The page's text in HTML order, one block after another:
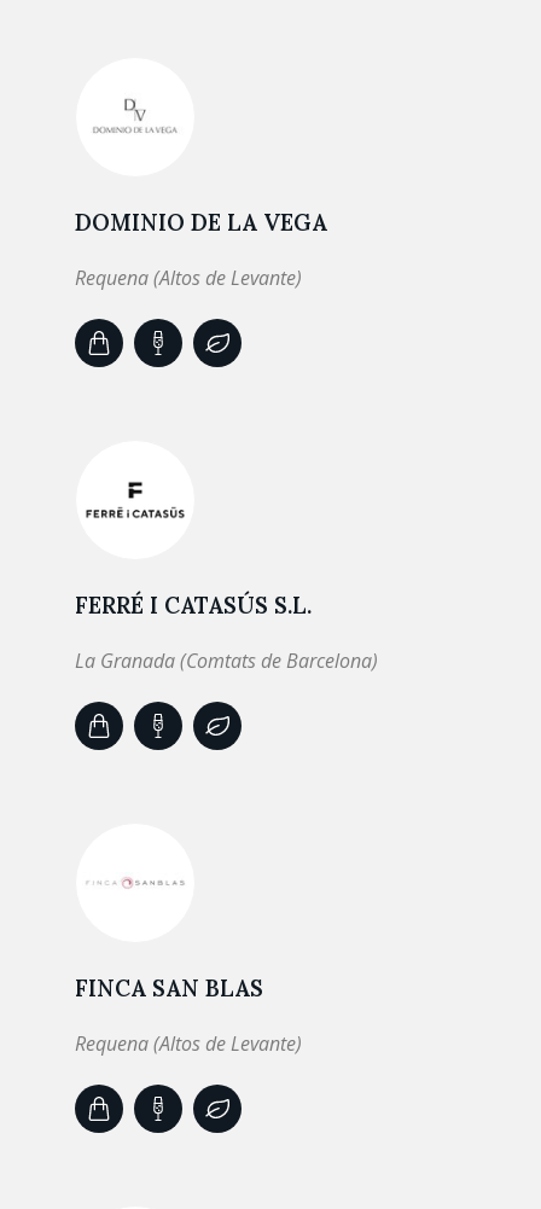
DOMINIO DE LA VEGA
Requena (Altos de Levante)
FERRÉ I CATASÚS S.L.
La Granada (Comtats de Barcelona)
FINCA SAN BLAS
Requena (Altos de Levante)